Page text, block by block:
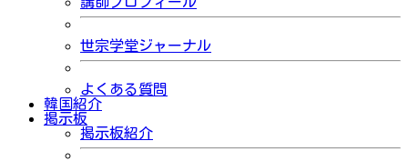
世宗学堂ジャーナル
よくある質問
韓国紹介
掲示板
掲示板紹介